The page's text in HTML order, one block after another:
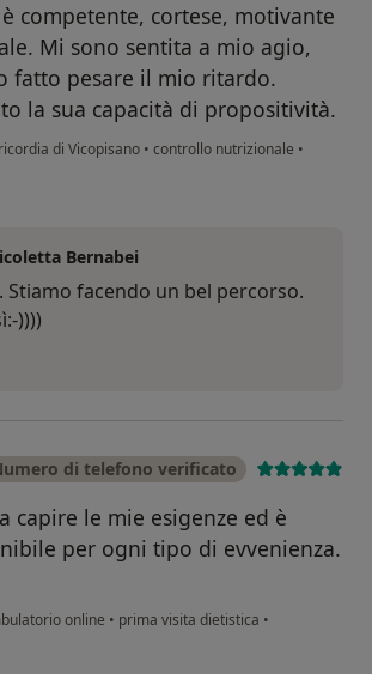
competente, cortese, motivante
Mi sono sentita a mio agio,
fatto pesare il mio ritardo.
la sua capacità di propositività.
di Vicopisano • controllo nutrizionale •
Angel Libera
Bernabei
Stiamo facendo un bel percorso.
))))
di telefono verificato
capire le mie esigenze ed è
per ogni tipo di evvenienza.
online • prima visita dietistica •
Antonia